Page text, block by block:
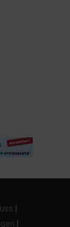
|
|